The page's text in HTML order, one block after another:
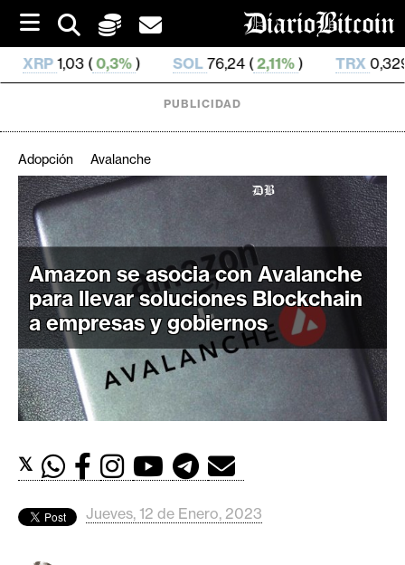
i
t
o
SOL76,24 (2,11%) TRX0,329 594 ( 0,72%)
C
r
i
p
t
o
M
e
r
c
o
PUBLICIDAD
Adopción Avalanche
Amazon se asocia con Avalanche
para llevar soluciones Blockchain
a empresas y gobiernos
𝕏
Jueves, 12 de Enero, 2023